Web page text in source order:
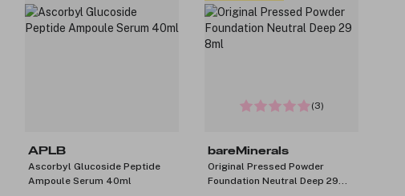
APLB
Ascorbyl Glucoside Peptide
Ampoule Serum 40ml
(3)
bareMinerals
Original Pressed Powder
Foundation Neutral Deep 29